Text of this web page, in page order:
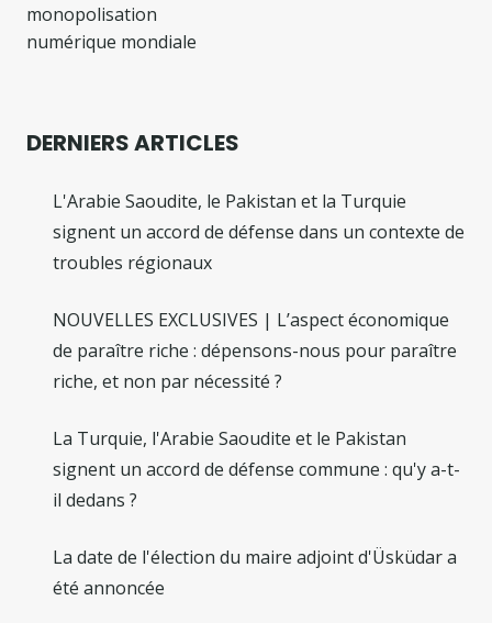
monopolisation
numérique mondiale
DERNIERS ARTICLES
L'Arabie Saoudite, le Pakistan et la Turquie
signent un accord de défense dans un contexte de
troubles régionaux
NOUVELLES EXCLUSIVES | L’aspect économique
de paraître riche : dépensons-nous pour paraître
riche, et non par nécessité ?
La Turquie, l'Arabie Saoudite et le Pakistan
signent un accord de défense commune : qu'y a-t-
il dedans ?
La date de l'élection du maire adjoint d'Üsküdar a
été annoncée